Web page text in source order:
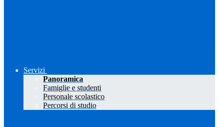
Servizi
Panoramica
Famiglie e studenti
Personale scolastico
Percorsi di studio